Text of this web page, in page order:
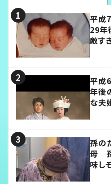
平成
29年
敵す
平成
年後
な夫
孫の
母 孫
味し